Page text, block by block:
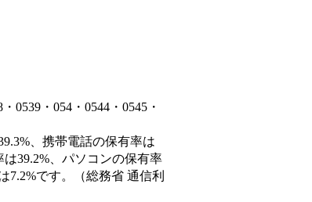
0539・054・0544・0545・
、携帯電話の保有率は
39.2%、パソコンの保有率
7.2%です。（総務省 通信利